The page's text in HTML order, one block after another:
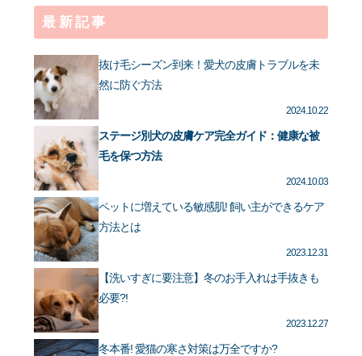
最新記事
抜け毛シーズン到来！愛犬の皮膚トラブルを未
然に防ぐ方法
2024.10.22
ステージ別犬の皮膚ケア完全ガイド：健康な被
毛を保つ方法
2024.10.03
ペットに増えている敏感肌! 飼い主ができるケア
方法とは
2023.12.31
【洗いすぎに要注意】冬のお手入れは手抜きも
必要?!
2023.12.27
冬本番! 愛猫の寒さ対策は万全ですか?